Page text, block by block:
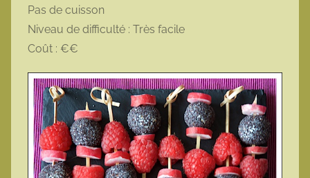
Pas de cuisson
Niveau de difficulté : Très facile
Coût : €€